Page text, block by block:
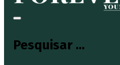
Pesquisar ...